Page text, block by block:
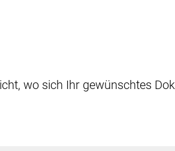
wo sich Ihr gewünschtes